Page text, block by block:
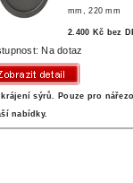
mm,220 mm
2.400 Kč bez
Na dotaz
krájení sýrů. Pouze pro
nabídky.